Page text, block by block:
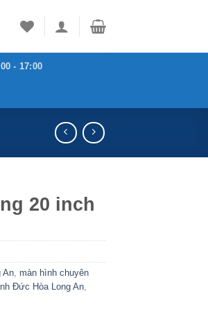
- 17:00
20 inch
An,màn hình chuyên
Đức Hòa Long An,